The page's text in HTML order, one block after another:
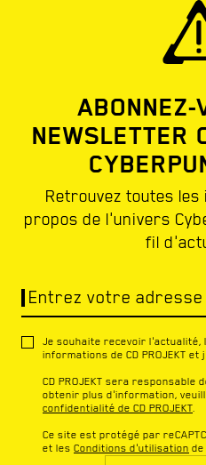
ABONNEZ-
NEWSLETTER
Retrouvez toutes
propos de l'univers
fil
Entrez votre adresse
Je souhaite recevoir
informations de CD PROJEKT et
CD PROJEKT sera responsable
obtenir plus d'information,
confidentialité de CD PROJEKT.
Ce site est protégé par
et les Conditions d'utilisation